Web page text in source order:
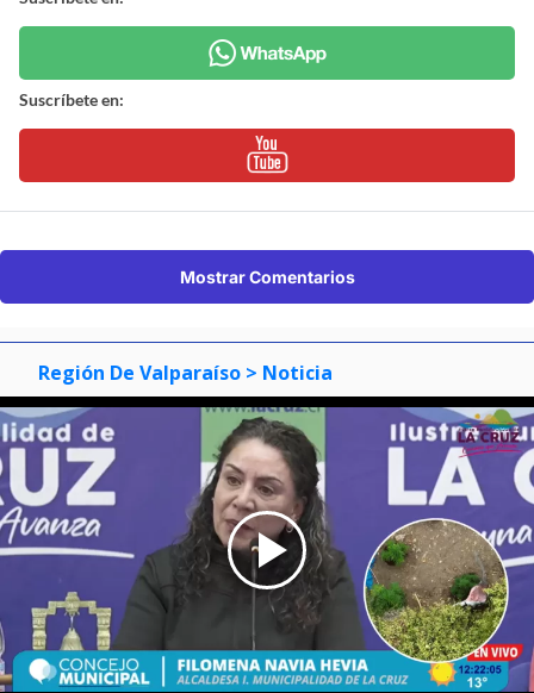
Suscríbete en:
Mostrar Comentarios
Región De Valparaíso > Noticia